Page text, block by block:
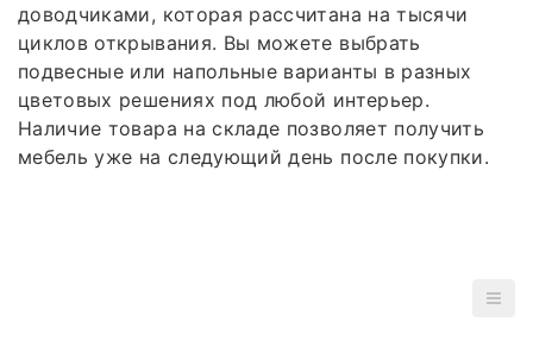
доводчиками, которая рассчитана на тысячи
циклов открывания. Вы можете выбрать
подвесные или напольные варианты в разных
цветовых решениях под любой интерьер.
Наличие товара на складе позволяет получить
мебель уже на следующий день после покупки.